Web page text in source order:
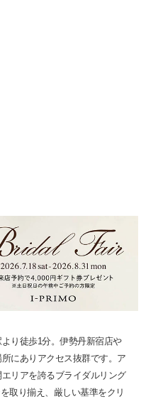
り徒歩1分。伊勢丹新宿店や
にありアクセス抜群です。ア
リアを誇るブライダルリング
取り揃え、厳しい基準をクリ